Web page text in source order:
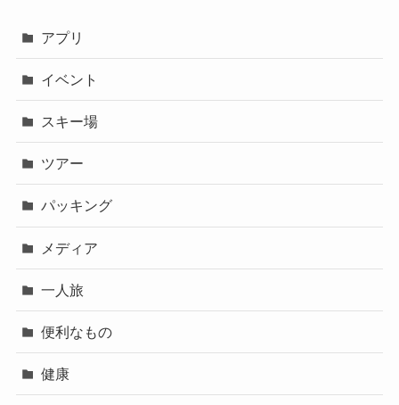
アプリ
イベント
スキー場
ツアー
パッキング
メディア
一人旅
便利なもの
健康